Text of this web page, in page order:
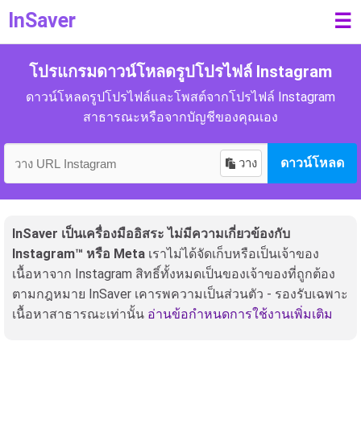
InSaver ☰
โปรแกรมดาวน์โหลดรูปโปรไฟล์ Instagram
ดาวน์โหลดรูปโปรไฟล์และโพสต์จากโปรไฟล์ Instagram
สาธารณะหรือจากบัญชีของคุณเอง
วาง ดาวน์โหลด
InSaver เป็นเครื่องมืออิสระ ไม่มีความเกี่ยวข้องกับ
Instagram™ หรือ Meta เราไม่ได้จัดเก็บหรือเป็นเจ้าของ
เนื้อหาจาก Instagram สิทธิ์ทั้งหมดเป็นของเจ้าของที่ถูกต้อง
ตามกฎหมาย InSaver เคารพความเป็นส่วนตัว - รองรับเฉพาะ
เนื้อหาสาธารณะเท่านั้น อ่านข้อกำหนดการใช้งานเพิ่มเติม